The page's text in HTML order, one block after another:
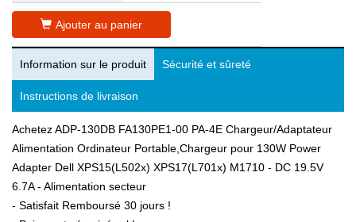
Ajouter au panier
Information sur le produit Sécurité et sûreté
Instructions de livraison
Achetez ADP-130DB FA130PE1-00 PA-4E Chargeur/Adaptateur
Alimentation Ordinateur Portable,Chargeur pour 130W Power
Adapter Dell XPS15(L502x) XPS17(L701x) M1710 - DC 19.5V
6.7A - Alimentation secteur
- Satisfait Remboursé 30 jours !